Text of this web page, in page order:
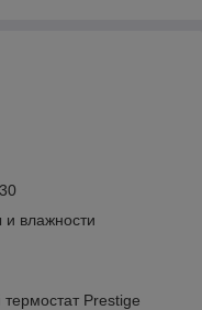
влажности
Prestige